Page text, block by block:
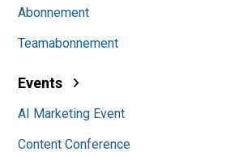
Abonnement
Teamabonnement
Events
AI Marketing Event
Content Conference